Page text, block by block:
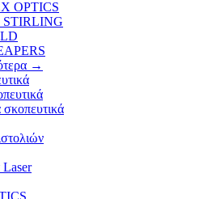
OPTICS
→
σκοπευτικά
Laser